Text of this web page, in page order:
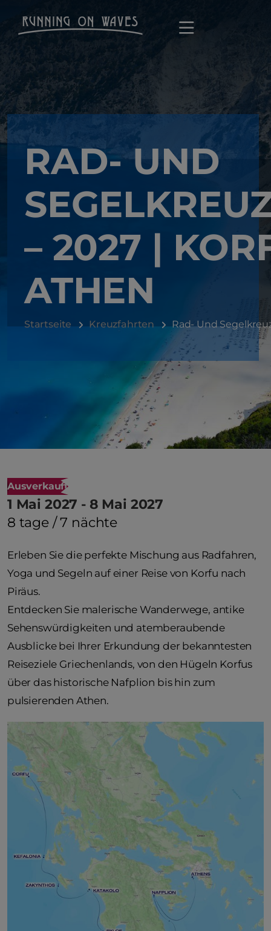
RAD- UND
– 2027 |
ATHEN
Startseite Kreuzfahrten Rad- Und
Ausverkauft
1 Mai 2027 - 8 Mai 2027
8 tage / 7 nächte
Erleben Sie die perfekte Mischung aus Radfahren,
Yoga und Segeln auf einer Reise von Korfu nach
Piräus.
Entdecken Sie malerische Wanderwege, antike
Sehenswürdigkeiten und atemberaubende
Ausblicke bei Ihrer Erkundung der bekanntesten
Reiseziele Griechenlands, von den Hügeln Korfus
über das historische Nafplion bis hin zum
pulsierenden Athen.